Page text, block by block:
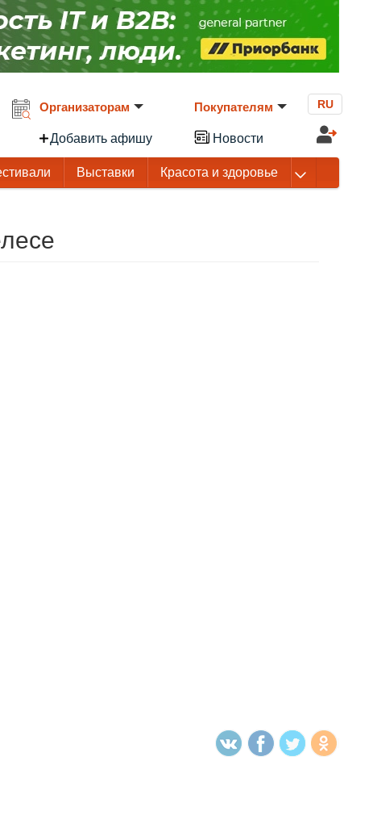
Организаторам
Добавить афишу
Покупателям
Новости
RU
Выставки Красота и здоровье